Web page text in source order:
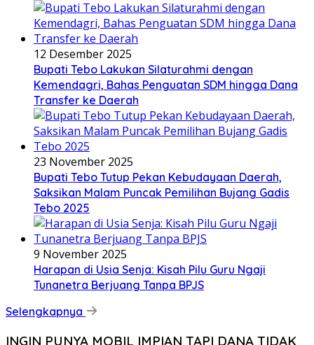
12 Desember 2025
Bupati Tebo Lakukan Silaturahmi dengan
Kemendagri, Bahas Penguatan SDM hingga Dana
Transfer ke Daerah
23 November 2025
Bupati Tebo Tutup Pekan Kebudayaan Daerah,
Saksikan Malam Puncak Pemilihan Bujang Gadis
Tebo 2025
9 November 2025
Harapan di Usia Senja: Kisah Pilu Guru Ngaji
Tunanetra Berjuang Tanpa BPJS
Selengkapnya
INGIN PUNYA MOBIL IMPIAN TAPI DANA TIDAK